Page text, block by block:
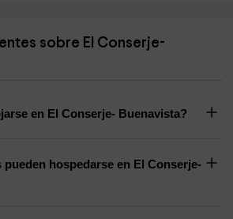
sobre El Conserje-
en El Conserje- Buenavista?
pueden hospedarse en El Conserje-